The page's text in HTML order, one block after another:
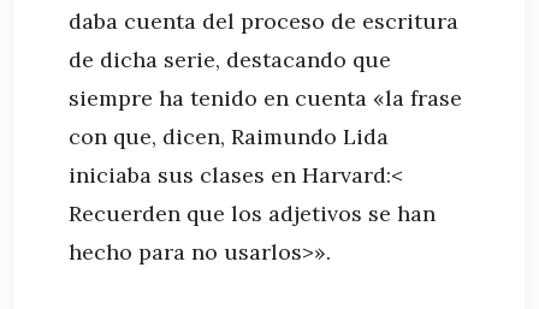
daba cuenta del proceso de escritura
de dicha serie, destacando que
siempre ha tenido en cuenta «la frase
con que, dicen, Raimundo Lida
iniciaba sus clases en Harvard:<
Recuerden que los adjetivos se han
hecho para no usarlos>».